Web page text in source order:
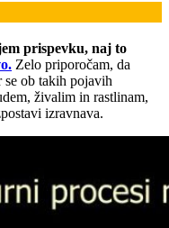
prispevku, naj to
Zelo priporočam, da
se ob takih pojavih
živalim in rastlinam,
izravnava.